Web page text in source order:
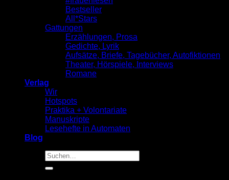
Bestseller
All*Stars
Gattungen
Erzählungen, Prosa
Gedichte, Lyrik
Aufsätze, Briefe, Tagebücher, Autofiktionen
Theater, Hörspiele, Interviews
Romane
Verlag
Wir
Hotspots
Praktika + Volontariate
Manuskripte
Lesehefte in Automaten
Blog
Suche
nach: